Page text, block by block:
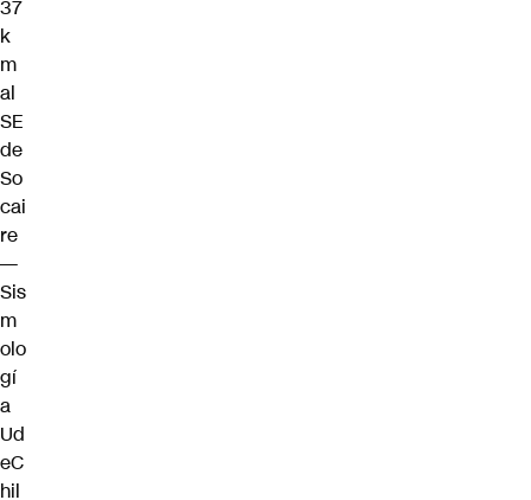
37
k
m
al
SE
de
So
cai
re
—
Sis
m
olo
gí
a
Ud
eC
hil